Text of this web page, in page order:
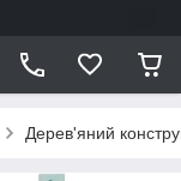
Дерев'яний